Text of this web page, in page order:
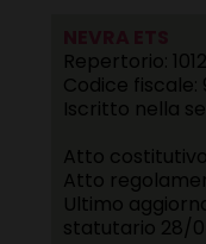
Repertorio:
Codice fiscale:
Iscritto nella
Atto costitutivo
Atto
Ultimo
statutario 28/